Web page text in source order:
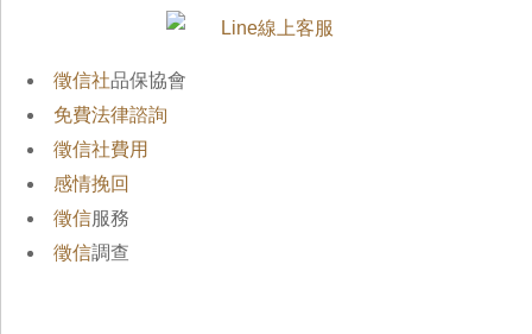
徵信社品保協會
免費法律諮詢
徵信社費用
感情挽回
徵信服務
徵信調查